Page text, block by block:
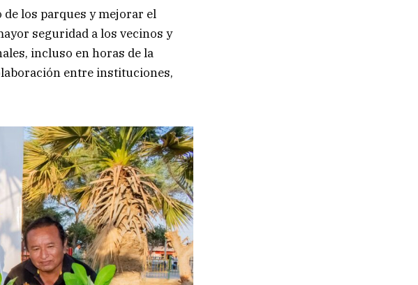
los parques y mejorar el
seguridad a los vecinos y
incluso en horas de la
entre instituciones,